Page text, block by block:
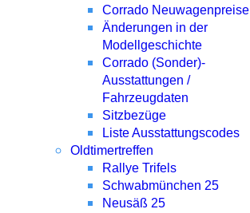
Corrado Neuwagenpreise
Änderungen in der
Modellgeschichte
Corrado (Sonder)-
Ausstattungen /
Fahrzeugdaten
Sitzbezüge
Liste Ausstattungscodes
Oldtimertreffen
Rallye Trifels
Schwabmünchen 25
Neusäß 25